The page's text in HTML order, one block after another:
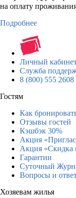
на оплату
Подробнее
Личный
Служба
8 (800) 555 2608
Гостям
Как
Отзывы гостей
Кэшбэк 30%
Акция
Акция «Скидка
Гарантии
Суточный
Вопросы и
Хозяевам жилья